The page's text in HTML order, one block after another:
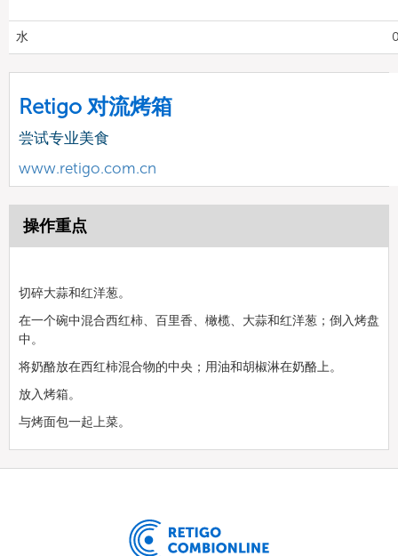
水
Retigo 对流烤箱
尝试专业美食
www.retigo.com.cn
操作重点
切碎大蒜和红洋葱。
在一个碗中混合西红柿、百里香、橄榄、大蒜和红洋葱；倒入烤盘
中。
将奶酪放在西红柿混合物的中央；用油和胡椒淋在奶酪上。
放入烤箱。
与烤面包一起上菜。